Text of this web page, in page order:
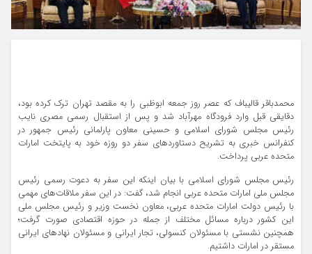
محمدباقر قالیباف که عصر روز جمعه ابوظبی را به مقصد تهران ترک کرده بود،
دقایقی قبل وارد فرودگاه مهرآباد شد و پس از استقبال رسمی مصری نایب
رئیس مجلس شورای اسلامی و حسینی معاون پارلمانی رئیس جمهور در
کنفرانس خبری به تشریح دستاوردهای سفر دو روزه خود به پایتخت امارات
متحده عربی پرداخت.
رئیس مجلس شورای اسلامی با بیان اینکه این سفر به دعوت رسمی رئیس
مجلس ملی امارات متحده عربی انجام شد، گفت: در این سفر ملاقات‌های مهمی
با رئیس دولت امارات متحده عربی، معاون نخست وزیر و رئیس مجلس ملی
این کشور درباره مسائل مختلف از جمله در حوزه اقتصادی صورت گرفت؛
همچنین نشستی با مسئولان کنسولی، تجار ایرانی و مسئولان نهادهای ایرانی
مستقر در امارات داشتیم.